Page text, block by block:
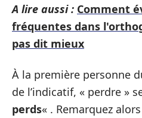
A lire aussi : Comment
fréquentes dans
pas dit mieux
À la première personne
de l’indicatif, « perdre »
perds« . Remarquez